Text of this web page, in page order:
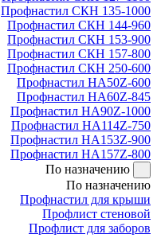
Профнастил СКН 135-1000
Профнастил СКН 144-960
Профнастил СКН 153-900
Профнастил СКН 157-800
Профнастил СКН 250-600
Профнастил НА50Z-600
Профнастил НА60Z-845
Профнастил НА90Z-1000
Профнастил НА114Z-750
Профнастил НА153Z-900
Профнастил НА157Z-800
По назначению
По назначению
Профнастил для крыши
Профлист стеновой
Профлист для заборов